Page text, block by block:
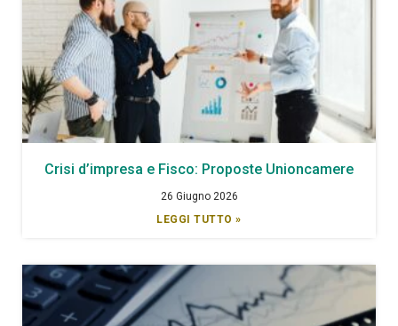
Crisi d’impresa e Fisco: Proposte Unioncamere
26 Giugno 2026
LEGGI TUTTO »